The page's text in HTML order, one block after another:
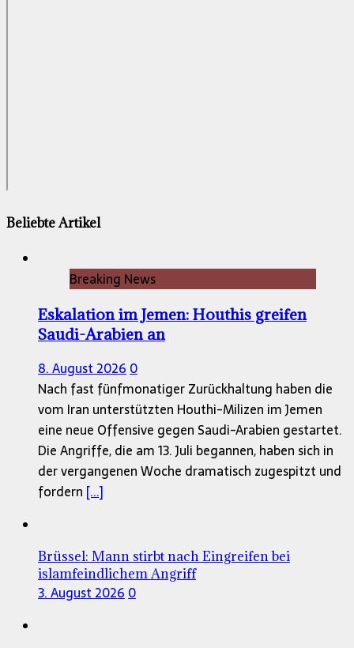
Beliebte Artikel
Breaking News
Eskalation im Jemen: Houthis greifen
Saudi-Arabien an
8. August 20260
Nach fast fünfmonatiger Zurückhaltung haben die
vom Iran unterstützten Houthi-Milizen im Jemen
eine neue Offensive gegen Saudi-Arabien gestartet.
Die Angriffe, die am 13. Juli begannen, haben sich in
der vergangenen Woche dramatisch zugespitzt und
fordern [...]
Brüssel: Mann stirbt nach Eingreifen bei
islamfeindlichem Angriff
3. August 20260